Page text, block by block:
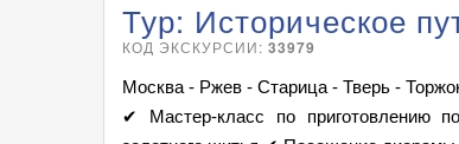
Тур: Историческое
КОД ЭКСКУРСИИ:33979
Москва - Ржев - Старица - Тверь -
✔ Мастер-класс по приготовлению